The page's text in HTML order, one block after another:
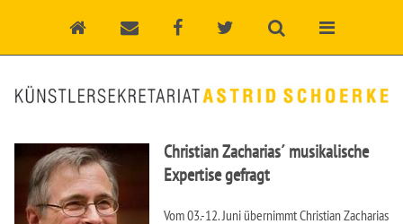
Christian Zacharias´ musikalische
Expertise gefragt
Vom 03.-12. Juni übernimmt Christian Zacharias